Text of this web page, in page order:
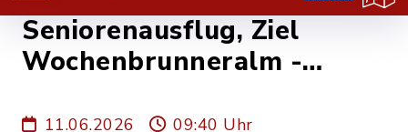
Seniorenausflug, Ziel
Wochenbrunneralm -
11.06.2026
09:40 Uhr